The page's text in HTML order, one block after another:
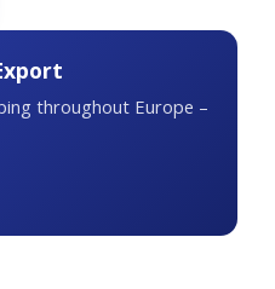
throughout Europe –